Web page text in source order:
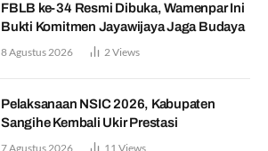
FBLB ke-34 Resmi Dibuka, Wamenpar Ini
Bukti Komitmen Jayawijaya Jaga Budaya
8 Agustus 2026 2Views
Pelaksanaan NSIC 2026, Kabupaten
Sangihe Kembali Ukir Prestasi
7 Agustus 2026 11Views